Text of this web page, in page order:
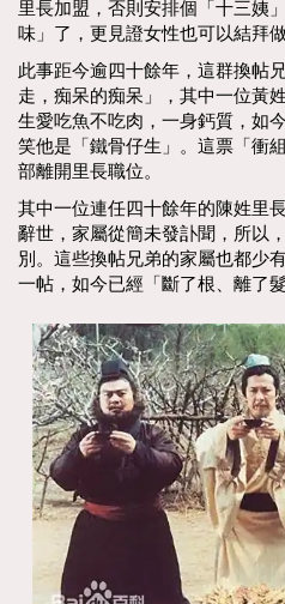
里長加盟，否則安排個「十三姨
味」了，更見證女性也可以結拜做
此事距今逾四十餘年，這群換帖
走，痴呆的痴呆」，其中一位黃
生愛吃魚不吃肉，一身鈣質，如
笑他是「鐵骨仔生」。這票「衝
部離開里長職位。
其中一位連任四十餘年的陳姓里
辭世，家屬從簡未發訃聞，所以
別。這些換帖兄弟的家屬也都少
一帖，如今已經「斷了根、離了